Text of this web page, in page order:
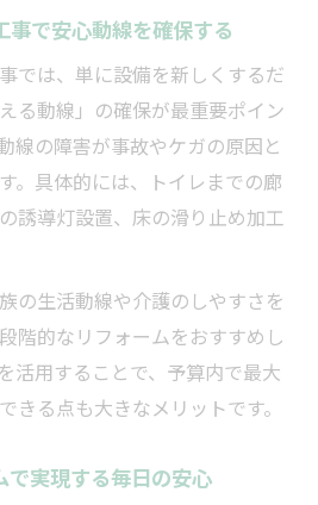
事で安心動線を確保する
では、単に設備を新しくするだ
る動線」の確保が最重要ポイン
線の障害が事故やケガの原因と
。具体的には、トイレまでの廊
誘導灯設置、床の滑り止め加工
の生活動線や介護のしやすさを
階的なリフォームをおすすめし
活用することで、予算内で最大
きる点も大きなメリットです。
で実現する毎日の安心